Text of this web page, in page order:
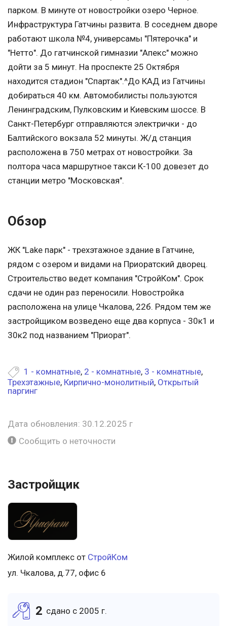
парком. В минуте от новостройки озеро Черное.
Инфраструктура Гатчины развита. В соседнем дворе
работают школа №4, универсамы "Пятерочка" и
"Нетто". До гатчинской гимназии "Апекс" можно
дойти за 5 минут. На проспекте 25 Октября
находится стадион "Спартак".^До КАД из Гатчины
добираться 40 км. Автомобилисты пользуются
Ленинградским, Пулковским и Киевским шоссе. В
Санкт-Петербург отправляются электрички - до
Балтийского вокзала 52 минуты. Ж/д станция
расположена в 750 метрах от новостройки. За
полтора часа маршрутное такси К-100 довезет до
станции метро "Московcкая".
Обзор
ЖК "Lake парк" - трехэтажное здание в Гатчине,
рядом с озером и видами на Приоратский дворец.
Строительство ведет компания "СтройКом". Срок
сдачи не один раз переносили. Новостройка
расположена на улице Чкалова, 22б. Рядом тем же
застройщиком возведено еще два корпуса - 30к1 и
30к2 под названием "Приорат".
1 - комнатные, 2 - комнатные, 3 - комнатные,
Трехэтажные, Кирпично-монолитный, Открытый
паргинг
Дата обновления: 30.12.2025 г
Сообщить о неточности
Застройщик
Жилой комплекс от СтройКом
ул. Чкалова, д.77, офис 6
2 cдано c 2005 г.